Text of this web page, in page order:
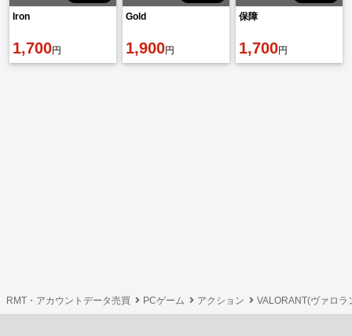
Iron
1,700円
Gold
1,900円
保障
1,700円
RMT・アカウントデータ売買 PCゲーム アクション VALORANT(ヴァロラ